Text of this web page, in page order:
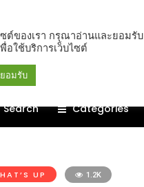
Search Categories
UP 1.2K
ซต์ของเรา กรุณาอ่านและยอมรับ
พื่อใช้บริการเว็บไซต์
ยอมรับ